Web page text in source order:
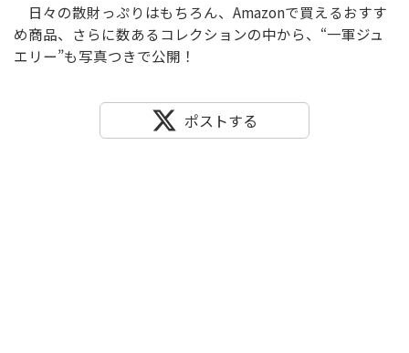
日々の散財っぷりはもちろん、Amazonで買えるおすす
め商品、さらに数あるコレクションの中から、“一軍ジュ
エリー”も写真つきで公開！
ポストする